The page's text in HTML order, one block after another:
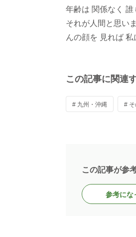
年齢は 関係なく
それが人間と思い
んの顔を 見れば
この記事に関連
# 九州・沖縄 #
この記事が参
参考にな